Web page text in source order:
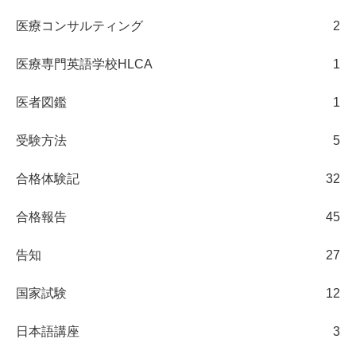
医療コンサルティング 2
医療専門英語学校HLCA 1
医者図鑑 1
受験方法 5
合格体験記 32
合格報告 45
告知 27
国家試験 12
日本語講座 3